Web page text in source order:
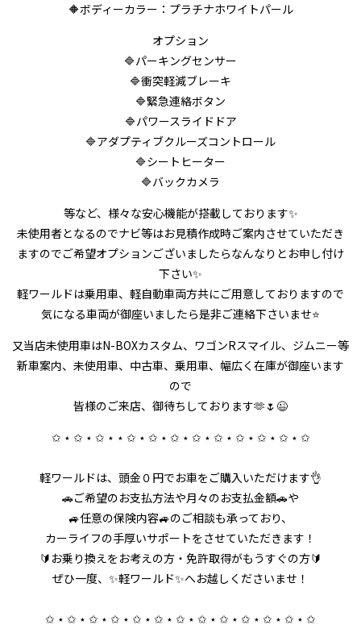
🔶ボディーカラー：プラチナホワイトパール
オプション
🔷パーキングセンサー
🔷衝突軽減ブレーキ
🔷緊急連絡ボタン
🔷パワースライドドア
🔷アダプティブクルーズコントロール
🔷シートヒーター
🔷バックカメラ
等など、様々な安心機能が搭載しております✨
未使用者となるのでナビ等はお見積作成時ご案内させていただき
ますのでご希望オプションございましたらなんなりとお申し付け
下さい✨
軽ワールドは乗用車、軽自動車両方共にご用意しておりますので
気になる車両が御座いましたら是非ご連絡下さいませ⭐
又当店未使用車はN-BOXカスタム、ワゴンRスマイル、ジムニー等
新車案内、未使用車、中古車、乗用車、幅広く在庫が御座います
ので
皆様のご来店、御待ちしております🫶🌷😉
✩ ⋆ ✩ ⋆ ✩ ⋆ ⋆ ✩ ⋆ ✩ ⋆ ✩ ⋆ ✩ ⋆ ✩ ⋆ ✩ ⋆ ✩ ⋆ ✩ ⋆ ✩
軽ワールドは、頭金０円でお車をご購入いただけます👌
🚗ご希望のお支払方法や月々のお支払金額🚗や
🚙任意の保険内容🚙のご相談も承っており、
カーライフの手厚いサポートをさせていただきます！
🔰お乗り換えをお考えの方・免許取得がもうすぐの方🔰
ぜひ一度、✨軽ワールド✨へお越しくださいませ！
✩ ⋆ ✩ ⋆ ✩ ⋆ ✩ ⋆ ✩ ⋆ ✩ ⋆ ✩ ⋆ ✩ ⋆ ✩ ⋆ ✩ ⋆ ✩ ⋆ ✩ ⋆ ✩